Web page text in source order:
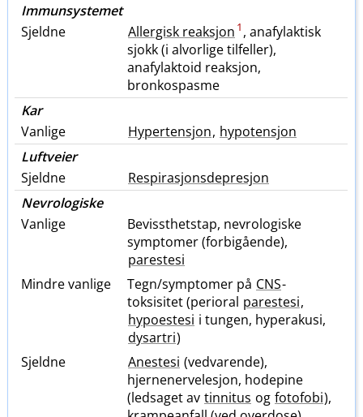
Immunsystemet
Sjeldne
Allergisk reaksjon 1 , anafylaktisk
sjokk (i alvorlige tilfeller),
anafylaktoid reaksjon,
bronkospasme
Kar
Vanlige
Hypertensjon, hypotensjon
Luftveier
Sjeldne
Respirasjonsdepresjon
Nevrologiske
Vanlige
Bevissthetstap, nevrologiske
symptomer (forbigående),
parestesi
Mindre vanlige
Tegn​/​symptomer på CNS-
toksisitet (perioral parestesi,
hypoestesi i tungen, hyperakusi,
dysartri)
Sjeldne
Anestesi (vedvarende),
hjernenervelesjon, hodepine
(ledsaget av tinnitus og fotofobi),